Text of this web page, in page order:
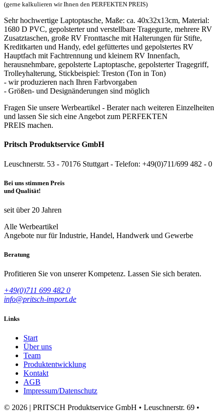
(gerne kalkulieren wir Ihnen den PERFEKTEN PREIS)
Sehr hochwertige Laptoptasche, Maße: ca. 40x32x13cm, Material:
1680 D PVC, gepolsterter und verstellbare Tragegurte, mehrere RV
Zusatztaschen, große RV Fronttasche mit Halterungen für Stifte,
Kreditkarten und Handy, edel gefüttertes und gepolstertes RV
Hauptfach mit Fachtrennung und kleinem RV Innenfach,
herausnehmbare, gepolsterte Laptoptasche, gepolsterter Tragegriff,
Trolleyhalterung, Stickbeispiel: Treston (Ton in Ton)
- wir produzieren nach Ihren Farbvorgaben
- Größen- und Designänderungen sind möglich
Fragen Sie unsere Werbeartikel - Berater nach weiteren Einzelheiten
und lassen Sie sich eine Angebot zum PERFEKTEN
PREIS machen.
Pritsch Produktservice GmbH
Leuschnerstr. 53 - 70176 Stuttgart - Telefon: +49(0)711/699 482 - 0
Bei uns stimmen Preis
und Qualität!
seit über 20 Jahren
Alle Werbeartikel
Angebote nur für Industrie, Handel, Handwerk und Gewerbe
Beratung
Profitieren Sie von unserer Kompetenz. Lassen Sie sich beraten.
+49(0)711 699 482 0
info@pritsch-import.de
Links
Start
Über uns
Team
Produktentwicklung
Kontakt
AGB
Impressum/Datenschutz
© 2026 | PRITSCH Produktservice GmbH • Leuschnerstr. 69 •